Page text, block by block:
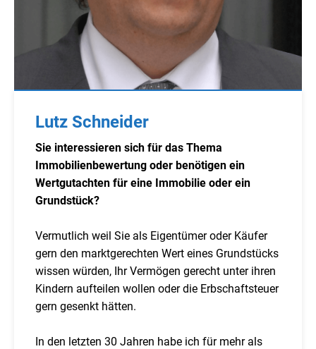
Lutz Schneider
Sie interessieren sich für das Thema
Immobilienbewertung oder benötigen ein
Wertgutachten für eine Immobilie oder ein
Grundstück?
Vermutlich weil Sie als Eigentümer oder Käufer
gern den marktgerechten Wert eines Grundstücks
wissen würden, Ihr Vermögen gerecht unter ihren
Kindern aufteilen wollen oder die Erbschaftsteuer
gern gesenkt hätten.
In den letzten 30 Jahren habe ich für mehr als